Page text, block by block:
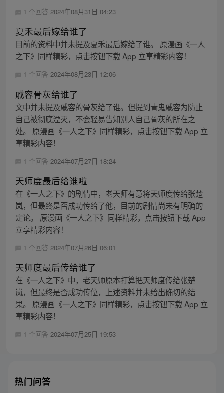
1 个回答 2024年08月31日 04:23
夏禾最后嫁给谁了
目前的资料中并未提及夏禾最后嫁给了谁。 原漫画《一人
之下》同样精彩，点击按钮下载 App 立享精彩内容！
1 个回答 2024年08月23日 12:06
戚容骨灰给谁了
文中并未提及戚容的骨灰给了谁。但提到青鬼戚容为防止
自己被彻底湮灭，不会轻易告知别人自己骨灰的所在之
处。 原漫画《一人之下》同样精彩，点击按钮下载 App 立
享精彩内容！
1 个回答 2024年07月27日 18:24
天师度最后给谁啦
在《一人之下》的剧情中，老天师有意将天师度传给张楚
岚，但最终是否成功传给了他，目前的剧情尚未有明确的
定论。 原漫画《一人之下》同样精彩，点击按钮下载 App
立享精彩内容！
1 个回答 2024年07月26日 06:01
天师度最后传给谁了
在《一人之下》中，老天师原本打算把天师度传给张楚
岚，但最终是否成功传位，上述资料并未给出确切的结
果。 原漫画《一人之下》同样精彩，点击按钮下载 App 立
享精彩内容！
1 个回答 2024年07月25日 19:53
热门问答